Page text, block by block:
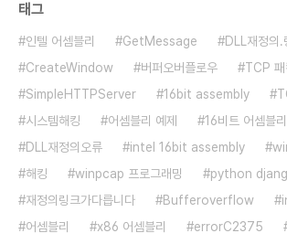
태그
인텔 어셈블리 GetMessage
DLL재정의.
CreateWindow
버퍼오버플로우 TCP 패
SimpleHTTPServer
16bit assembly
시스템해킹
어셈블리 예제 16비트 어셈블리
DLL재정의오류
intel 16bit assembly
해킹
winpcap 프로그래밍 python
재정의링크가다릅니다
Bufferoverflow
어셈블리
x86 어셈블리 errorC2375